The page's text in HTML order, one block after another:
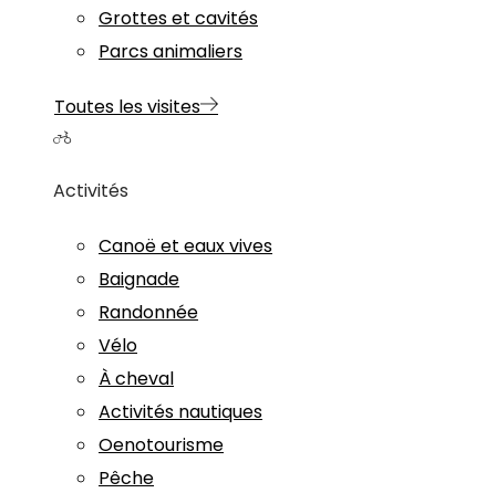
Grottes et cavités
Parcs animaliers
Toutes les visites
Activités
Canoë et eaux vives
Baignade
Randonnée
Vélo
À cheval
Activités nautiques
Oenotourisme
Pêche